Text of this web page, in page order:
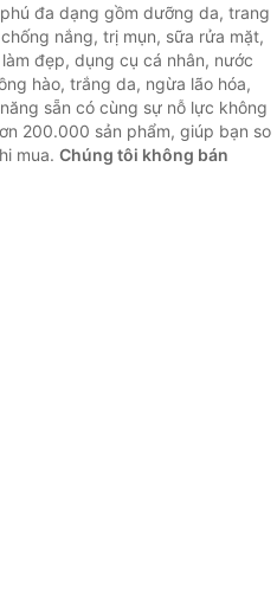
đa dạng gồm dưỡng da, trang
nắng, trị mụn, sữa rửa mặt,
đẹp, dụng cụ cá nhân, nước
hào, trắng da, ngừa lão hóa,
sẵn có cùng sự nỗ lực không
200.000 sản phẩm, giúp bạn so
mua. Chúng tôi không bán